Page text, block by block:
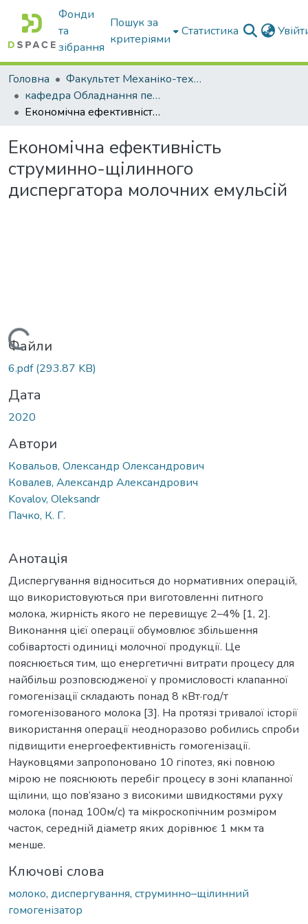
Фонди
та
зібрання
Пошук за
критеріями
Статистика
Головна
Факультет Механіко-технологічний
кафедра Обладнання переробних і харчових виробництв ім. професора Ф.Ю. Ялпачика
Економічна ефективність струминно-щілинного диспергатора молочних емульсій
Економічна ефективність
струминно-щілинного
диспергатора молочних емульсій
Вантажиться...
Файли
6.pdf(293.87 KB)
Дата
2020
Автори
Ковальов, Олександр Олександрович
Ковалев, Александр Александрович
Kovalov, Oleksandr
Пачко, К. Г.
Анотація
Диспергування відноситься до нормативних операцій,
що використовуються при виготовленні питного
молока, жирність якого не перевищує 2–4% [1, 2].
Виконання цієї операції обумовлює збільшення
собівартості одиниці молочної продукції. Це
пояснюється тим, що енергетичні витрати процесу для
найбільш розповсюдженої у промисловості клапанної
гомогенізації складають понад 8 кВт·год/т
гомогенізованого молока [3]. На протязі тривалої історії
використання операції неодноразово робились спроби
підвищити енергоефективність гомогенізації.
Науковцями запропоновано 10 гіпотез, які повною
мірою не пояснюють перебіг процесу в зоні клапанної
щілини, що пов’язано з високими швидкостями руху
молока (понад 100м/с) та мікроскопічним розміром
часток, середній діаметр яких дорівнює 1 мкм та
менше.
Ключові слова
молоко, диспергування, струминно–щілинний
гомогенізатор